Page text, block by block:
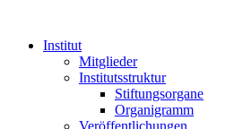
Institut
Mitglieder
Institutsstruktur
Stiftungsorgane
Organigramm
Veröffentlichungen